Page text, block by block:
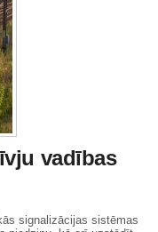
vadības
signalizācijas sistēmas